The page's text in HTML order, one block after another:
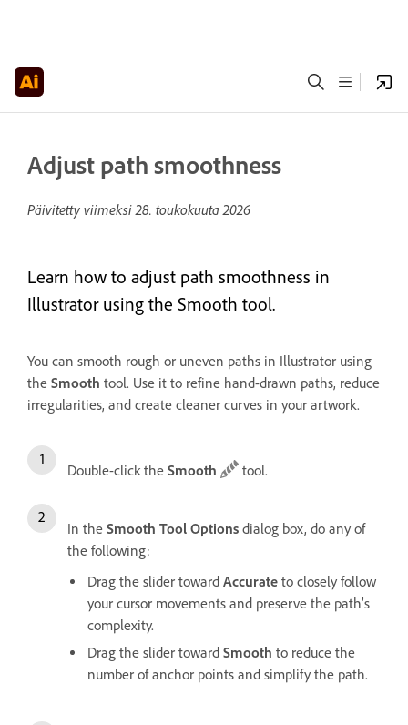
Adjust path smoothness
Päivitetty viimeksi28. toukokuuta 2026
Learn how to adjust path smoothness in
Illustrator using the Smooth tool.
You can smooth rough or uneven paths in Illustrator using
the Smooth tool. Use it to refine hand-drawn paths, reduce
irregularities, and create cleaner curves in your artwork.
Double-click the Smooth tool.
In the Smooth Tool Options dialog box, do any of
the following:
Drag the slider toward Accurate to closely follow
your cursor movements and preserve the path’s
complexity.
Drag the slider toward Smooth to reduce the
number of anchor points and simplify the path.